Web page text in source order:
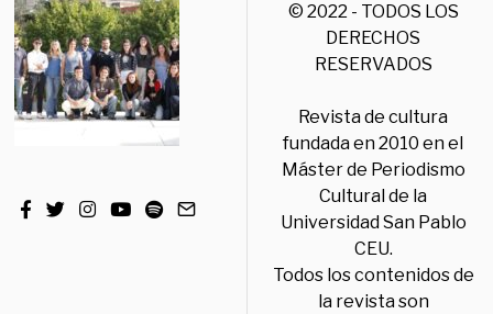
© 2022 - TODOS LOS
DERECHOS
RESERVADOS
Revista de cultura
fundada en 2010 en el
Máster de Periodismo
Cultural de la
Universidad San Pablo
CEU.
Todos los contenidos de
la revista son